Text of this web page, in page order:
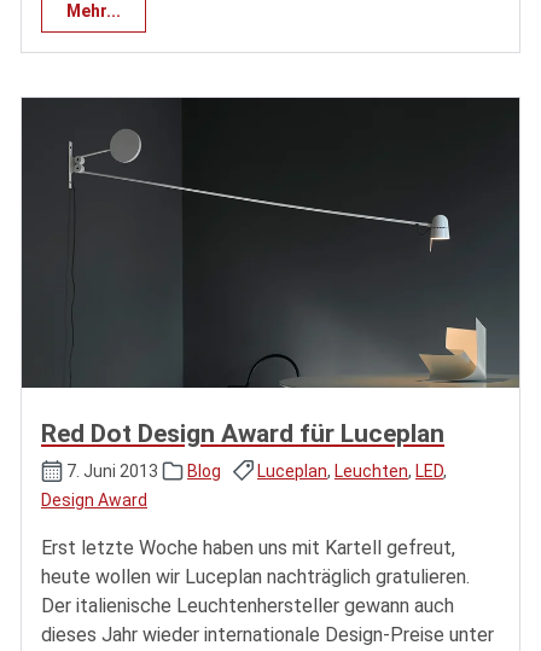
Mehr...
Red Dot Design Award für Luceplan
7. Juni 2013 Blog Luceplan, Leuchten, LED,
Design Award
Erst letzte Woche haben uns mit Kartell gefreut,
heute wollen wir Luceplan nachträglich gratulieren.
Der italienische Leuchtenhersteller gewann auch
dieses Jahr wieder internationale Design-Preise unter